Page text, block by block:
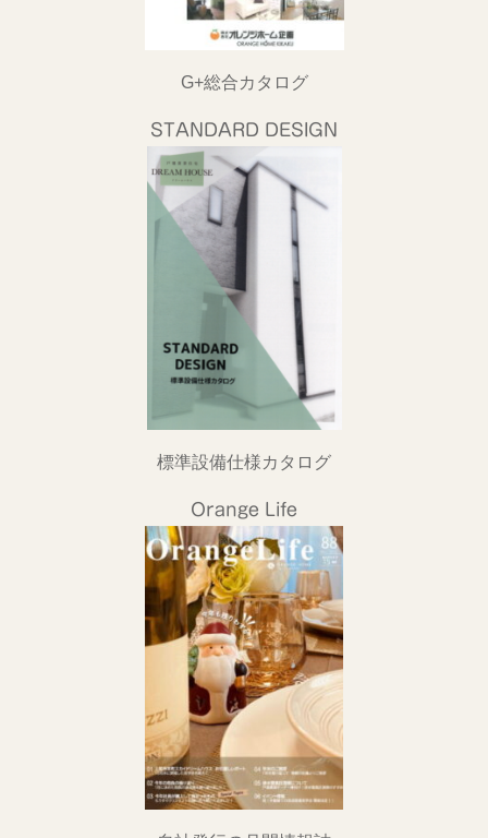
G+総合カタログ
STANDARD DESIGN
標準設備仕様カタログ
Orange Life